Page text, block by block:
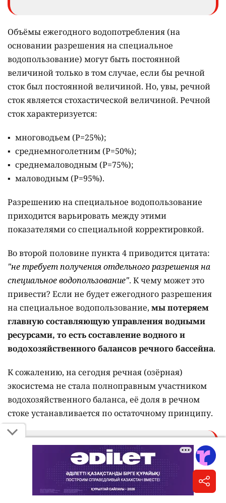
Объёмы ежегодного водопотребления (на
основании разрешения на специальное
водопользование) могут быть постоянной
величиной только в том случае, если бы речной
сток был постоянной величиной. Но, увы, речной
сток является стохастической величиной. Речной
сток характеризуется:
многоводьем (Р=25%);
среднемноголетним (Р=50%);
среднемаловодным (Р=75%);
маловодным (Р=95%).
Разрешению на специальное водопользование
приходится варьировать между этими
показателями со специальной корректировкой.
Во второй половине пункта 4 приводится цитата:
"не требует получения отдельного разрешения на
специальное водопользование". К чему может это
привести? Если не будет ежегодного разрешения
на специальное водопользование, мы потеряем
главную составляющую управления водными
ресурсами, то есть составление водного и
водохозяйственного балансов речного бассейна.
К сожалению, на сегодня речная (озёрная)
экосистема не стала полноправным участником
водохозяйственного баланса, её доля в речном
стоке устанавливается по остаточному принципу.
Вот теперь представьте, что не будет
ежегодного разрешения на специальное
водопользование и оно будет выдаваться на
десятилетия в составе комплексного